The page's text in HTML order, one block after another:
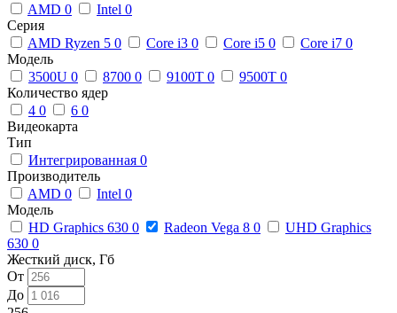
AMD 0 Intel 0
Серия
AMD Ryzen 5 0 Core i3 0 Core i5 0 Core i7 0
Модель
3500U 0 8700 0 9100T 0 9500T 0
Количество ядер
4 0 6 0
Видеокарта
Тип
Интегрированная 0
Производитель
AMD 0 Intel 0
Модель
HD Graphics 630 0 Radeon Vega 8 0
UHD Graphics
630 0
Жесткий диск, Гб
От
До